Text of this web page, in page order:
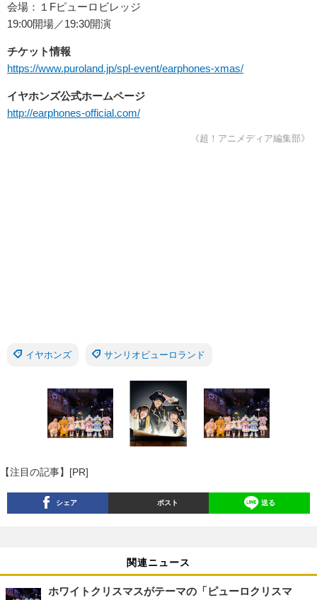
会場：１Fピューロビレッジ
19:00開場／19:30開演
チケット情報
https://www.puroland.jp/spl-event/earphones-xmas/
イヤホンズ公式ホームページ
http://earphones-official.com/
《超！アニメディア編集部》
イヤホンズ サンリオピューロランド
【注目の記事】[PR]
シェア ポスト 送る
関連ニュース
ホワイトクリスマスがテーマの「ピューロクリスマ